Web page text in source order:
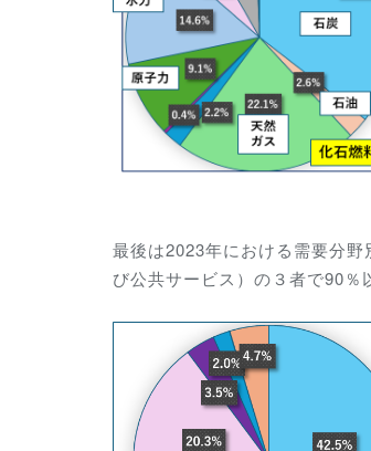
最後は2023年における需要分
び公共サービス）の３者で90％